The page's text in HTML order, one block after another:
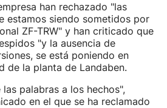
han rechazado "las
estamos siendo sometidos por
ZF-TRW" y han criticado que
"y la ausencia de
se está poniendo en
de la planta de Landaben.
palabras a los hechos",
en el que se ha reclamado